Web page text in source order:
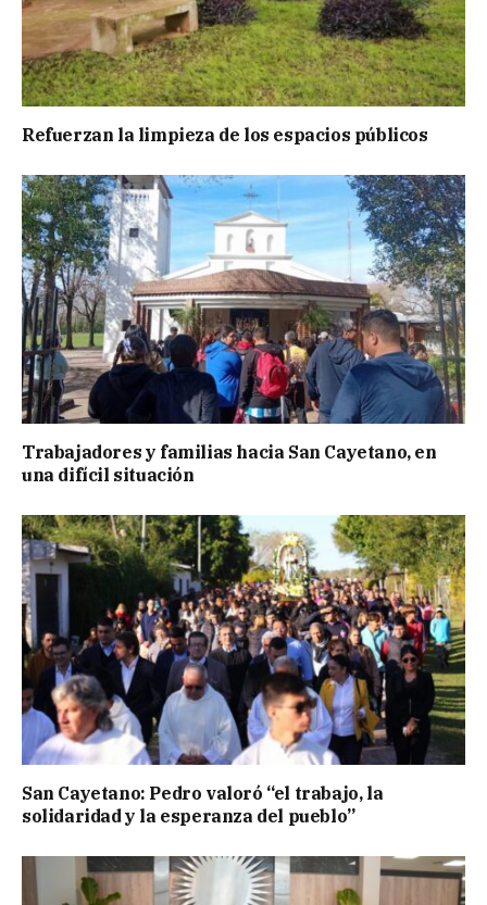
Refuerzan la limpieza de los espacios públicos
Trabajadores y familias hacia San Cayetano, en
una difícil situación
San Cayetano: Pedro valoró “el trabajo, la
solidaridad y la esperanza del pueblo”